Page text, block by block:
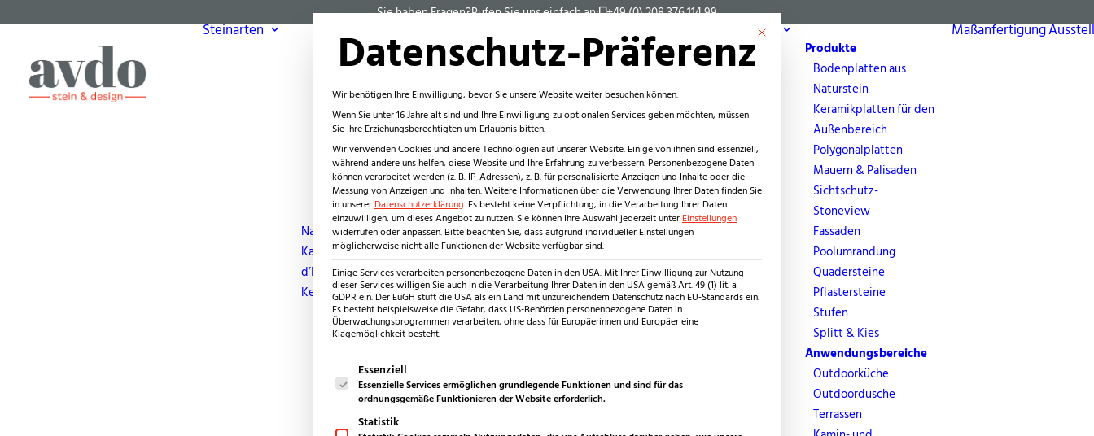
Sie haben Fragen?Rufen Sie uns einfach an: +49 (0) 208 376 114 99
Steinarten
Naturstein
Kanfanar (Giallo
d’Istria)
Keramikplatten
Produkte
Fliesen
Stufen
Waschtische
Wandverkleidungen
Anwendungsbereiche
Wohnbereich
Bäder
Küchen
Außenbereich
Produkte
Bodenplatten aus
Naturstein
Keramikplatten für den
Außenbereich
Polygonalplatten
Mauern & Palisaden
Sichtschutz-
Stoneview
Fassaden
Poolumrandung
Quadersteine
Pflastersteine
Stufen
Splitt & Kies
Anwendungsbereiche
Outdoorküche
Outdoordusche
Terrassen
Maßanfertigung
Mit diesem Button wird der Dialog geschlossen. Seine Funktionalität ist
Datenschutz-Präferenz
Wir benötigen Ihre Einwilligung, bevor Sie unsere Website weiter besuchen können.
Wenn Sie unter 16 Jahre alt sind und Ihre Einwilligung zu optionalen Services geben möchten, müssen
Sie Ihre Erziehungsberechtigten um Erlaubnis bitten.
Wir verwenden Cookies und andere Technologien auf unserer Website. Einige von ihnen sind essenziell,
während andere uns helfen, diese Website und Ihre Erfahrung zu verbessern. Personenbezogene Daten
können verarbeitet werden (z. B. IP-Adressen), z. B. für personalisierte Anzeigen und Inhalte oder die
Messung von Anzeigen und Inhalten.Weitere Informationen über die Verwendung Ihrer Daten finden Sie
in unsererDatenschutzerklärung. Es besteht keine Verpflichtung, in die Verarbeitung Ihrer Daten
einzuwilligen, um dieses Angebot zu nutzen.Sie können Ihre Auswahl jederzeit unterEinstellungen
widerrufen oder anpassen. Bitte beachten Sie, dass aufgrund individueller Einstellungen
möglicherweise nicht alle Funktionen der Website verfügbar sind.
Einige Services verarbeiten personenbezogene Daten in den USA. Mit Ihrer Einwilligung zur Nutzung
dieser Services willigen Sie auch in die Verarbeitung Ihrer Daten in den USA gemäß Art. 49 (1) lit. a
GDPR ein. Der EuGH stuft die USA als ein Land mit unzureichendem Datenschutz nach EU-Standards ein.
Es besteht beispielsweise die Gefahr, dass US-Behörden personenbezogene Daten in
Überwachungsprogrammen verarbeiten, ohne dass für Europäerinnen und Europäer eine
Klagemöglichkeit besteht.
Es folgt eine Liste der Service-Gruppen, für die eine Einwilligung erteilt werden kann. Die erste Service-Gruppe ist essenziell und kann nicht
Essenziell
Essenzielle Services ermöglichen grundlegende Funktionen und sind für das
ordnungsgemäße Funktionieren der Website erforderlich.
Statistik